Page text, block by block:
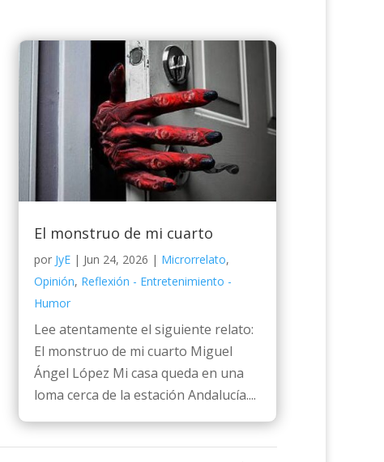
El monstruo de mi cuarto
por JyE| Jun 24, 2026 | Microrrelato,
Opinión, Reflexión - Entretenimiento -
Humor
Lee atentamente el siguiente relato:
El monstruo de mi cuarto Miguel
Ángel López Mi casa queda en una
loma cerca de la estación Andalucía....